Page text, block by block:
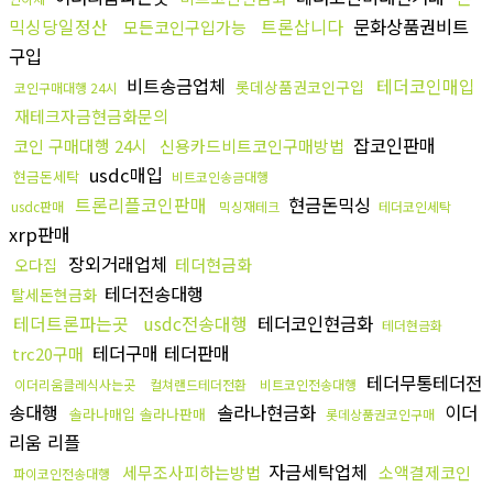
믹싱당일정산
모든코인구입가능 트론삽니다 문화상품권비트
구입
코인구매대행 24시 비트송금업체 롯데상품권코인구입 테더코인매입
재테크자금현금화문의
코인 구매대행 24시
신용카드비트코인구매방법 잡코인판매
현금돈세탁 usdc매입
비트코인송금대행
usdc판매 트론리플코인판매 믹싱재테크 현금돈믹싱 테더코인세탁
xrp판매
오다집 장외거래업체 테더현금화
탈세돈현금화 테더전송대행
테더트론파는곳
usdc전송대행 테더코인현금화 테더현금화
trc20구매 테더구매 테더판매
이더리움클레식사는곳 컬쳐랜드테더전환 비트코인전송대행
테더무통테더전
송대행
솔라나매입 솔라나판매 솔라나현금화 롯데상품권코인구매 이더
리움 리플
파이코인전송대행 세무조사피하는방법 자금세탁업체 소액결제코인